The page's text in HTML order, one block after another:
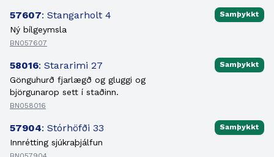
57607: Stangarholt 4
Ný bílgeymsla
BN057607
Samþykkt
58016: Stararimi 27
Gönguhurð fjarlægð og gluggi og
björgunarop sett í staðinn.
BN058016
Samþykkt
57904: Stórhöfði 33
Innrétting sjúkraþjálfun
Samþykkt